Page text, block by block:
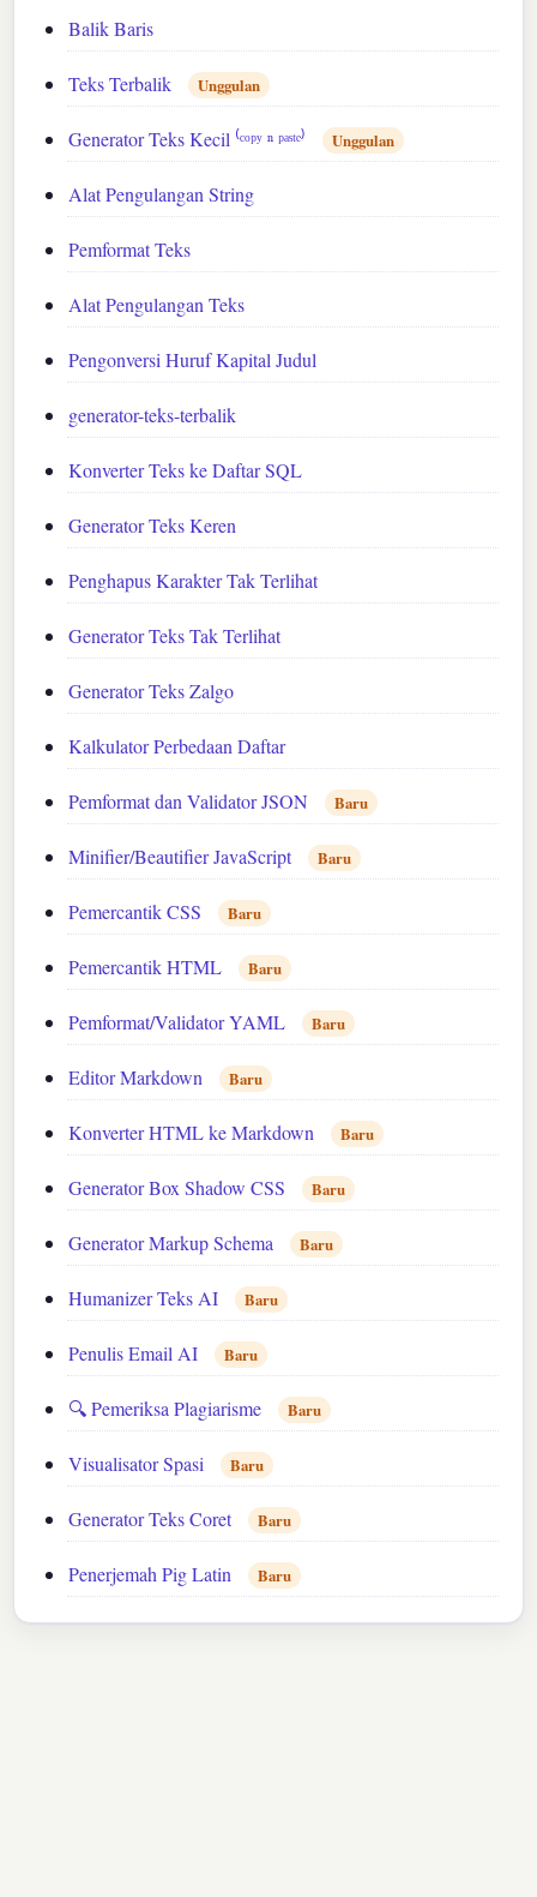
Balik Baris
Teks Terbalik Unggulan
Generator Teks Kecil ⁽ᶜᵒᵖʸ ⁿ ᵖᵃˢᵗᵉ⁾ Unggulan
Alat Pengulangan String
Pemformat Teks
Alat Pengulangan Teks
Pengonversi Huruf Kapital Judul
generator-teks-terbalik
Konverter Teks ke Daftar SQL
Generator Teks Keren
Penghapus Karakter Tak Terlihat
Generator Teks Tak Terlihat
Generator Teks Zalgo
Kalkulator Perbedaan Daftar
Pemformat dan Validator JSON Baru
Minifier/Beautifier JavaScript Baru
Pemercantik CSS Baru
Pemercantik HTML Baru
Pemformat/Validator YAML Baru
Editor Markdown Baru
Konverter HTML ke Markdown Baru
Generator Box Shadow CSS Baru
Generator Markup Schema Baru
Humanizer Teks AI Baru
Penulis Email AI Baru
🔍 Pemeriksa Plagiarisme Baru
Visualisator Spasi Baru
Generator Teks Coret Baru
Penerjemah Pig Latin Baru